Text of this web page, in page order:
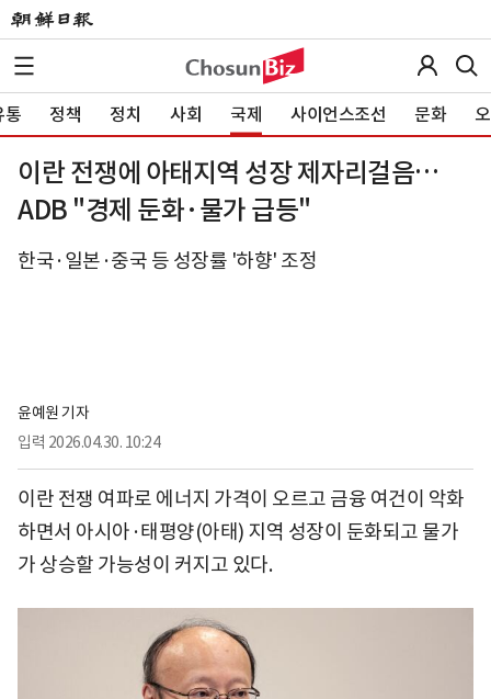
통 정책 정치 사회 국제 사이언스조선 문화
이란 전쟁에 아태지역 성장 제자리걸음…
ADB "경제 둔화·물가 급등"
한국·일본·중국 등 성장률 '하향' 조정
윤예원 기자
입력 2026.04.30. 10:24
이란 전쟁 여파로 에너지 가격이 오르고 금융 여건이 악화
하면서 아시아·태평양(아태) 지역 성장이 둔화되고 물가
가 상승할 가능성이 커지고 있다.